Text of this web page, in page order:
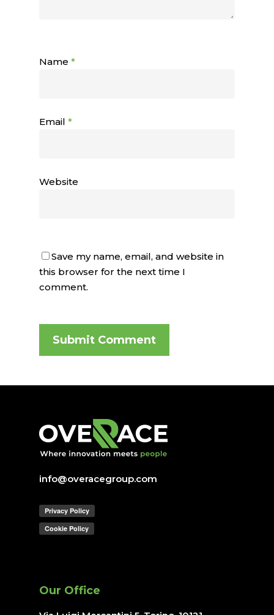
Name *
Email *
Website
Save my name, email, and website in
this browser for the next time I
comment.
info@overacegroup.com
Our Office